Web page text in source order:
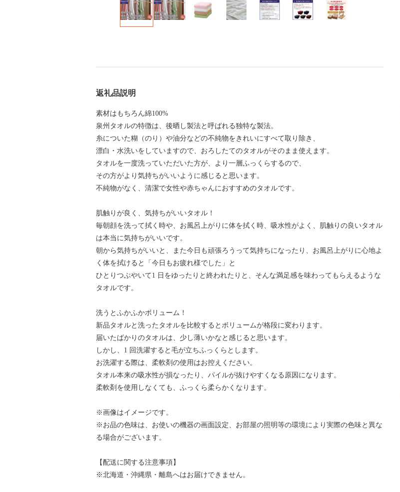
返礼品説明
素材はもちろん綿100%
泉州タオルの特徴は、後晒し製法と呼ばれる独特な製法。
糸についた糊（のり）や油分などの不純物をきれいにすべて取り除き、
漂白・水洗いをしていますので、おろしたてのタオルがそのまま使えます。
タオルを一度洗っていただいた方が、より一層ふっくらするので、
その方がより気持ちがいいように感じると思います。
不純物がなく、清潔で女性や赤ちゃんにおすすめのタオルです。
肌触りが良く、気持ちがいいタオル！
毎朝顔を洗って拭く時や、お風呂上がりに体を拭く時、吸水性がよく、肌触りの良いタオル
は本当に気持ちがいいです。
朝から気持ちがいいと、また今日も頑張ろうって気持ちになったり、お風呂上がりに心地よ
く体を拭けると「今日もお疲れ様でした」と
ひとりつぶやいて1 日をゆったりと終われたりと、そんな満足感を味わってもらえるような
タオルです。
洗うとふかふかボリューム！
新品タオルと洗ったタオルを比較するとボリュームが格段に変わります。
届いたばかりのタオルは、少し薄いかなと感じると思います。
しかし、1 回洗濯すると毛が立ちふっくらとします。
お洗濯する際は、柔軟剤の使用はお控えください。
タオル本来の吸水性が損なったり、パイルが抜けやすくなる原因になります。
柔軟剤を使用しなくても、ふっくら柔らかくなります。
※画像はイメージです。
※お品の色味は、お使いの機器の画面設定、お部屋の照明等の環境により実際の色味と異な
る場合がございます。
【配送に関する注意事項】
※北海道・沖縄県・離島へはお届けできません。